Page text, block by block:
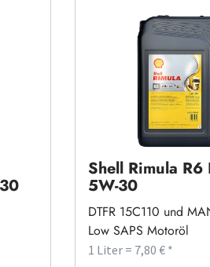
Shell Rimula R6
5W-30
DTFR 15C110 und
Low SAPS Motoröl
1 Liter = 7,80 € *